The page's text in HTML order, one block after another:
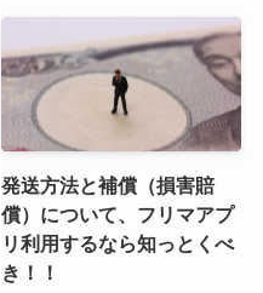
発送方法と補償（損害賠
償）について、フリマアプ
リ利用するなら知っとくべ
き！！